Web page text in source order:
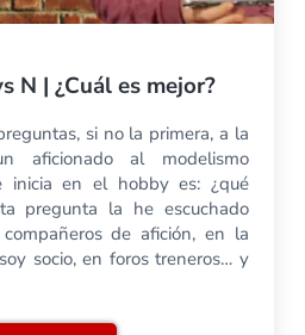
N | ¿Cuál es mejor?
si no la primera, a la
aficionado al modelismo
inicia en el hobby es: ¿qué
pregunta la he escuchado
de afición, en la
socio, en foros treneros… y